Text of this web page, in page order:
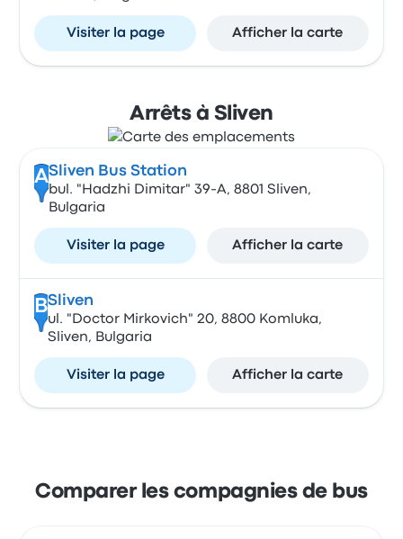
Visiter la page Afficher la carte
Arrêts à Sliven
ASliven Bus Station
bul. "Hadzhi Dimitar" 39-А, 8801 Sliven,
Bulgaria
Visiter la page Afficher la carte
BSliven
ul. "Doctor Mirkovich" 20, 8800 Komluka,
Sliven, Bulgaria
Visiter la page Afficher la carte
Comparer les compagnies de bus